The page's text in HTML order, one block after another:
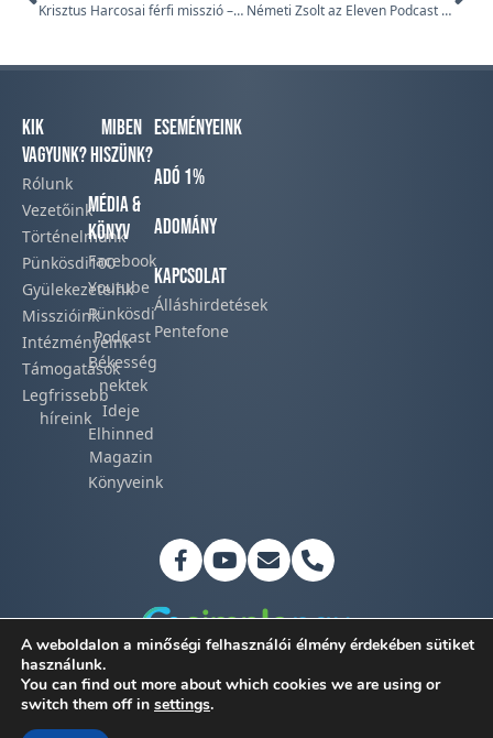
Krisztus Harcosai férfi misszió – táborépítés Kadarkúton Németi Zsolt az Eleven Podcast adásában
Kik
vagyunk?
Rólunk
Vezetőink
Történelmünk​
Pünkösdi100
Gyülekezeteink​
Misszióink​
Intézményeink
Támogatások
Legfrissebb
híreink​
Miben
hiszünk?
Média &
Könyv
Facebook​
Youtube
Pünkösdi
Podcast​
Békesség
nektek
Ideje
Elhinned
Magazin
Könyveink
Eseményeink
Adó 1%
Adomány
Kapcsolat
Álláshirdetések
Pentefone
Adatkezelési tájékoztató
A weboldalon a minőségi felhasználói élmény érdekében sütiket
használunk.
You can find out more about which cookies we are using or
switch them off in settings.